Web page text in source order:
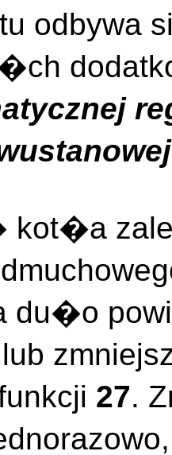
odbywa
kot�a
du�o
27.